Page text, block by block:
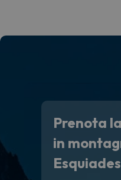
Prenota
in